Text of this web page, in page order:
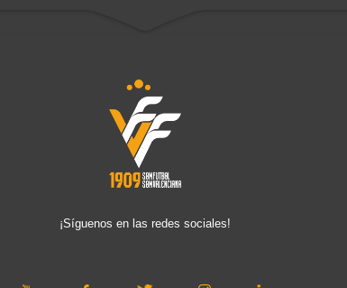
¡Síguenos en las redes sociales!